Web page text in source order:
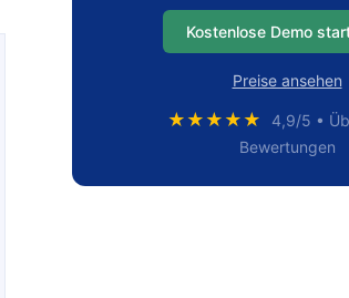
Kostenlose Demo
Preise ansehen
★★★★★
4,9/5 •
Bewertungen